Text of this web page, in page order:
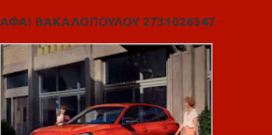
ΑΦΑΙ ΒΑΚΑΛΟΠΟΥΛΟΥ 2731026347